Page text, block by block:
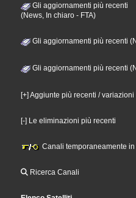
Gli aggiornamenti più recenti
(News, In chiaro - FTA)
Gli aggiornamenti più recenti
Gli aggiornamenti più recenti
[+] Aggiunte più recenti / variazioni
[-] Le eliminazioni più recenti
Canali temporaneamente
Ricerca Canali